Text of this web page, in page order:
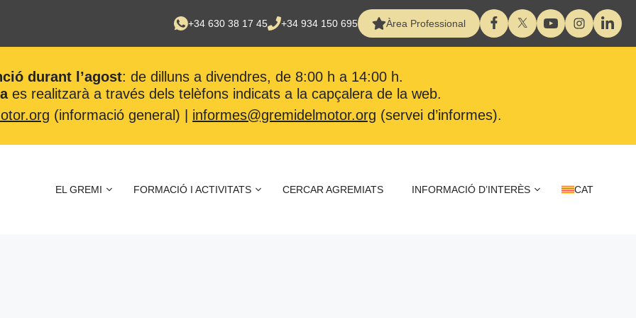
+34 630 38 17 45 +34 934 150 695 Àrea Professional
durant l’agost: de dilluns a divendres, de 8:00 h a 14:00 h.
es realitzarà a través dels telèfons indicats a la capçalera de la web.
(informació general) | informes@gremidelmotor.org (servei d’informes).
EL GREMI FORMACIÓ I ACTIVITATS CERCAR AGREMIATS INFORMACIÓ D’INTERÈS CAT